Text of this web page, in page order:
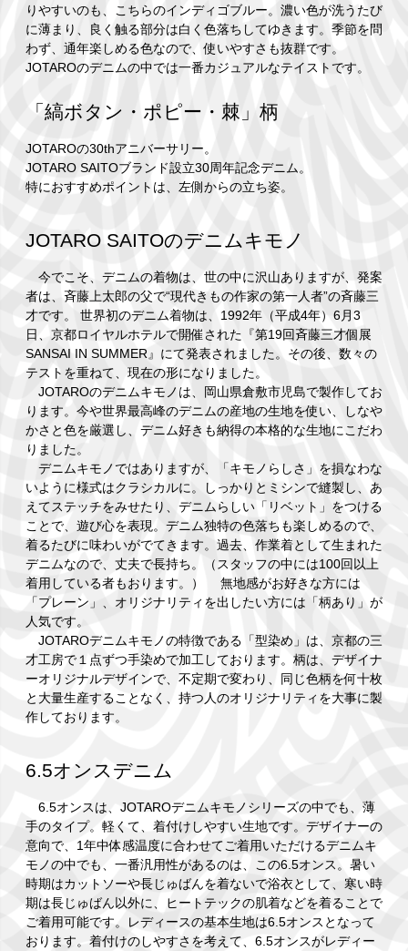
りやすいのも、こちらのインディゴブルー。濃い色が洗うたび
に薄まり、良く触る部分は白く色落ちしてゆきます。季節を問
わず、通年楽しめる色なので、使いやすさも抜群です。
JOTAROのデニムの中では一番カジュアルなテイストです。
「縞ボタン・ポピー・棘」柄
JOTAROの30thアニバーサリー。
JOTARO SAITOブランド設立30周年記念デニム。
特におすすめポイントは、左側からの立ち姿。
JOTARO SAITOのデニムキモノ
今でこそ、デニムの着物は、世の中に沢山ありますが、発案
者は、斉藤上太郎の父で“現代きもの作家の第一人者”の斉藤三
才です。 世界初のデニム着物は、1992年（平成4年）6月3
日、京都ロイヤルホテルで開催された『第19回斉藤三才個展
SANSAI IN SUMMER』にて発表されました。その後、数々の
テストを重ねて、現在の形になりました。
JOTAROのデニムキモノは、岡山県倉敷市児島で製作してお
ります。今や世界最高峰のデニムの産地の生地を使い、しなや
かさと色を厳選し、デニム好きも納得の本格的な生地にこだわ
りました。
デニムキモノではありますが、「キモノらしさ」を損なわな
いように様式はクラシカルに。しっかりとミシンで縫製し、あ
えてステッチをみせたり、デニムらしい「リベット」をつける
ことで、遊び心を表現。デニム独特の色落ちも楽しめるので、
着るたびに味わいがでてきます。過去、作業着として生まれた
デニムなので、丈夫で長持ち。（スタッフの中には100回以上
着用している者もおります。） 無地感がお好きな方には
「プレーン」、オリジナリティを出したい方には「柄あり」が
人気です。
JOTAROデニムキモノの特徴である「型染め」は、京都の三
才工房で１点ずつ手染めで加工しております。柄は、デザイナ
ーオリジナルデザインで、不定期で変わり、同じ色柄を何十枚
と大量生産することなく、持つ人のオリジナリティを大事に製
作しております。
6.5オンスデニム
6.5オンスは、JOTAROデニムキモノシリーズの中でも、薄
手のタイプ。軽くて、着付けしやすい生地です。デザイナーの
意向で、1年中体感温度に合わせてご着用いただけるデニムキ
モノの中でも、一番汎用性があるのは、この6.5オンス。暑い
時期はカットソーや長じゅばんを着ないで浴衣として、寒い時
期は長じゅばん以外に、ヒートテックの肌着などを着ることで
ご着用可能です。レディースの基本生地は6.5オンスとなって
おります。着付けのしやすさを考えて、6.5オンスがレディー